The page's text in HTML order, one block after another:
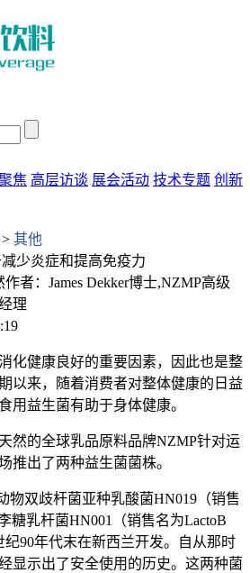
焦 高层访谈 展会活动 技术专题 创新
> 其他
少炎症和提高免疫力
作者：James Dekker博士,NZMP高级
理
化健康良好的重要因素，因此也是整
以来，随着消费者对整体健康的日益
用益生菌有助于身体健康。
然的全球乳品原料品牌NZMP针对运
推出了两种益生菌菌株。
物双歧杆菌亚种乳酸菌HN019（销售
糖乳杆菌HN001（销售名为LactoB
纪90年代末在新西兰开发。自从那时
显示出了安全使用的历史。这两种菌